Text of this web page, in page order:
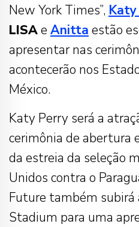
New York Times”,
LISAe Anitta estão
apresentar nas
acontecerão nos
México.
Katy Perry será a
cerimônia de abertura
da estreia da seleção
Unidos contra o
Future também subirá
Stadium para uma